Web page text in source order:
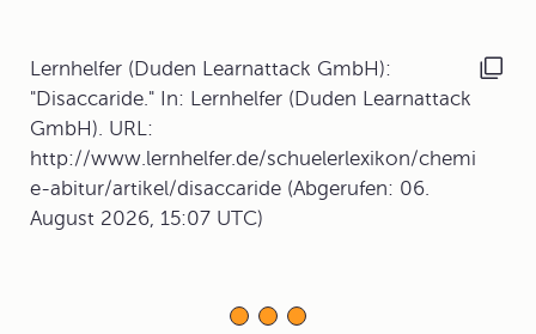
Lernhelfer (Duden Learnattack GmbH):
"Disaccaride." In: Lernhelfer (Duden Learnattack
GmbH). URL:
http://www.lernhelfer.de/schuelerlexikon/chemi
e-abitur/artikel/disaccaride (Abgerufen: 06.
August 2026, 15:07 UTC)